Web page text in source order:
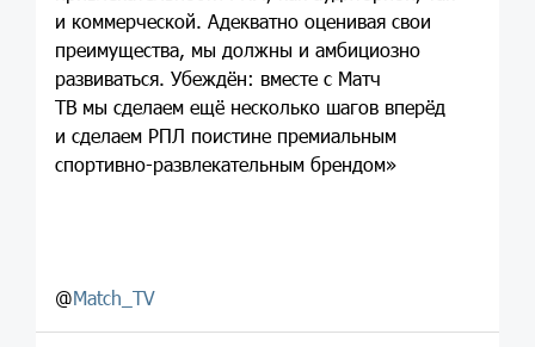
и коммерческой. Адекватно оценивая свои
преимущества, мы должны и амбициозно
развиваться. Убеждён: вместе с Матч
ТВ мы сделаем ещё несколько шагов вперёд
и сделаем РПЛ поистине премиальным
спортивно-развлекательным брендом»
@Match_TV